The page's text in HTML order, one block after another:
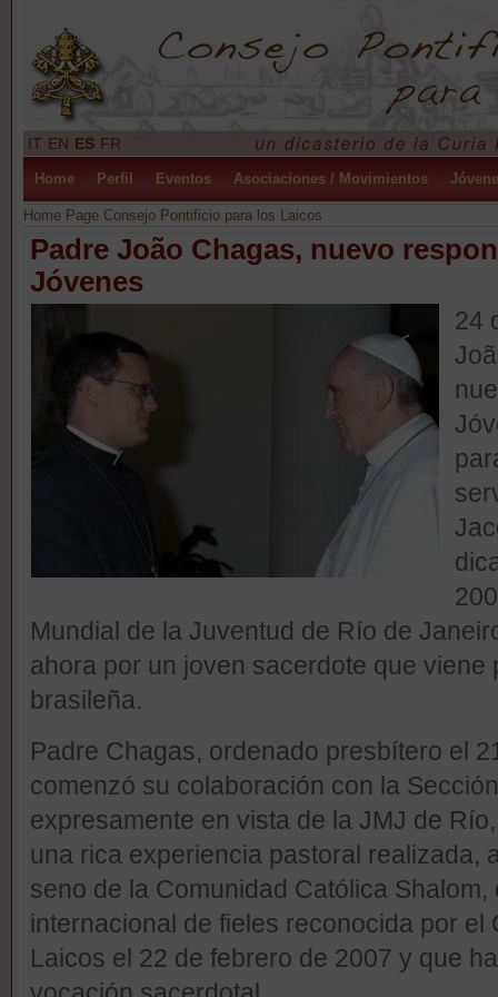
IT EN ES FR
Home Perfil Eventos Asociaciones / Movimientos
Home Page Consejo Pontificio para los Laicos
Padre João Chagas, nuevo
Jóvenes
24
Mundial de la Juventud de Río de
ahora por un joven sacerdote que viene
brasileña.
Padre Chagas, ordenado presbítero el
comenzó su colaboración con la
expresamente en vista de la JMJ de
una rica experiencia pastoral realizada,
seno de la Comunidad Católica
internacional de fieles reconocida por el
Laicos el 22 de febrero de 2007 y que